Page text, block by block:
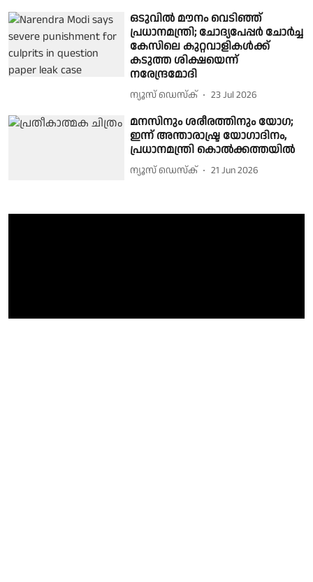
ഒടുവിൽ മൗനം വെടിഞ്ഞ്
പ്രധാനമന്ത്രി; ചോദ്യപേപ്പർ ചോർച്ച
കേസിലെ കുറ്റവാളികൾക്ക്
കടുത്ത ശിക്ഷയെന്ന്
നരേന്ദ്രമോദി
ന്യൂസ് ഡെസ്ക് 23 Jul 2026
മനസിനും ശരീരത്തിനും യോഗ;
ഇന്ന് അന്താരാഷ്ട്ര യോഗാദിനം,
പ്രധാനമന്ത്രി കൊൽക്കത്തയിൽ
ന്യൂസ് ഡെസ്ക് 21 Jun 2026